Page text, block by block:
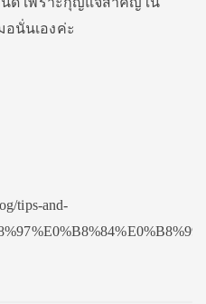
นั่นเองค่ะ
tips-and-